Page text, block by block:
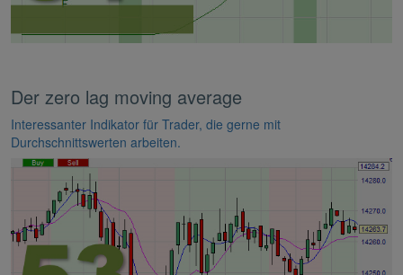
Der zero lag moving average
Interessanter Indikator für Trader, die gerne mit
Durchschnittswerten arbeiten.